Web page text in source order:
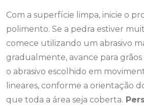
Com a superfície limpa, inicie o
polimento. Se a pedra estiver
comece utilizando um abrasivo
gradualmente, avance para grãos
o abrasivo escolhido em
lineares, conforme a orientação
que toda a área seja coberta.